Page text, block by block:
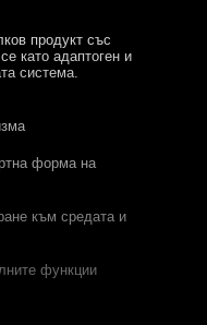
продукт със
като адаптоген и
система.
форма на
към средата и
функции